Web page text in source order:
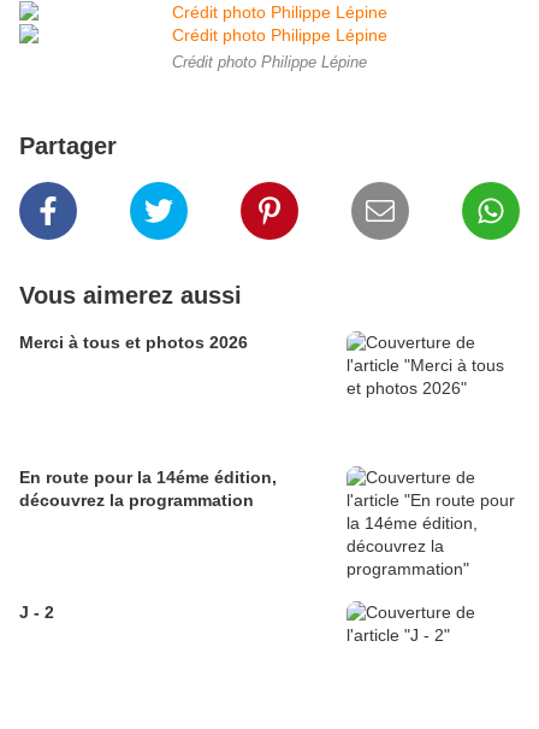
Crédit photo Philippe Lépine
Partager
Vous aimerez aussi
Merci à tous et photos 2026
En route pour la 14éme édition,
découvrez la programmation
J - 2